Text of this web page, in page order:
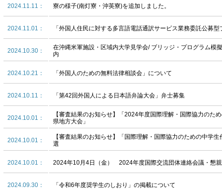
2024.11.11： 寮の様子(南灯寮・沖英寮)を追加しました。
2024.11.01： 「外国人住民に対する多言語電話通訳サービス業務委託公募
2024.10.30：
在沖縄米軍施設・区域内大学見学会/ ブリッジ・プログラム模
内
2024.10.21： 「外国人のための無料法律相談会」について
2024.10.11： 「第42回外国人による日本語弁論大会」弁士募集
2024.10.01：
【審査結果のお知らせ】「2024年度国際理解・国際協力のた
県地方大会」
2024.10.01：
【審査結果のお知らせ】「国際理解・国際協力のための中学
選
2024.10.01： 2024年10月4日（金） 2024年度国際交流団体連絡会議・懇
2024.09.30： 「令和6年度奨学生のしおり」の掲載について